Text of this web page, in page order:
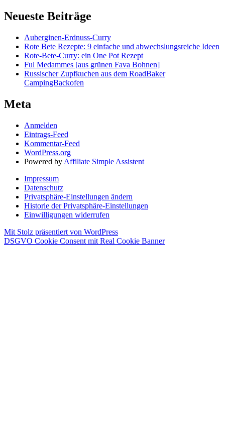
Neueste Beiträge
Auberginen-Erdnuss-Curry
Rote Bete Rezepte: 9 einfache und abwechslungsreiche Ideen
Rote-Bete-Curry: ein One Pot Rezept
Ful Medammes [aus grünen Fava Bohnen]
Russischer Zupfkuchen aus dem RoadBaker
CampingBackofen
Meta
Anmelden
Eintrags-Feed
Kommentar-Feed
WordPress.org
Powered by Affiliate Simple Assistent
Impressum
Datenschutz
Privatsphäre-Einstellungen ändern
Historie der Privatsphäre-Einstellungen
Einwilligungen widerrufen
Mit Stolz präsentiert von WordPress
DSGVO Cookie Consent mit Real Cookie Banner